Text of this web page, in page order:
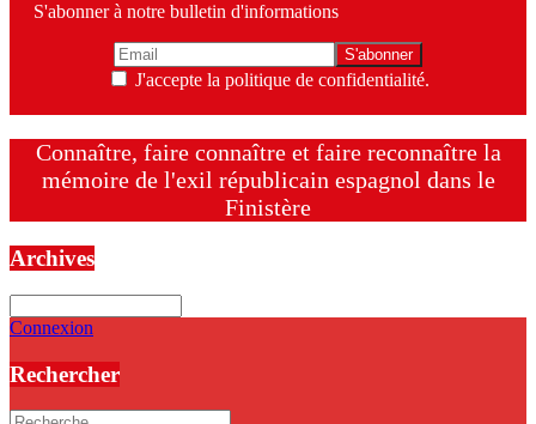
S'abonner à notre bulletin d'informations
J'accepte la politique de confidentialité.
Connaître, faire connaître et faire reconnaître la
mémoire de l'exil républicain espagnol dans le
Finistère
Archives
Connexion
Rechercher